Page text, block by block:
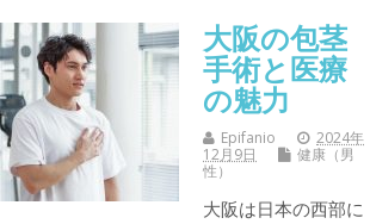
大阪の包茎
手術と医療
の魅力
Epifanio
2024年
12月9日
健康（男
性）
大阪は日本の西部に